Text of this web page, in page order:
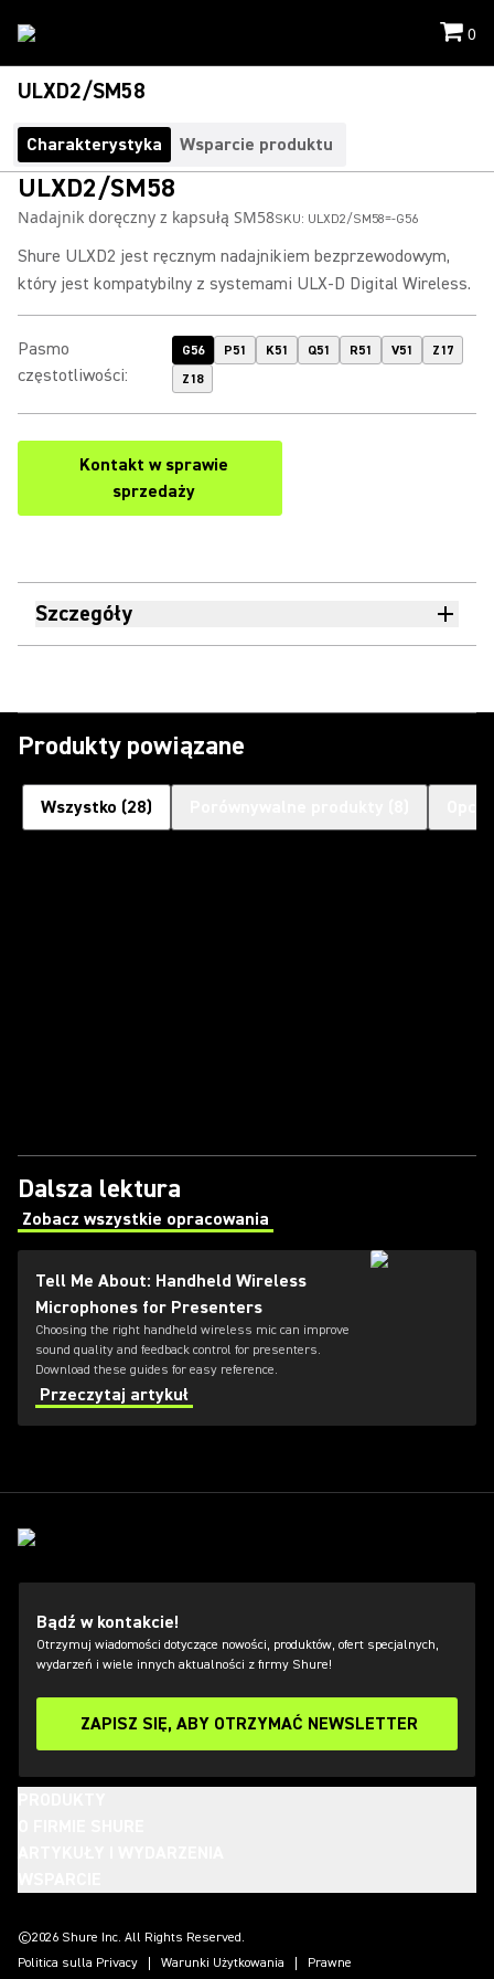
0
ULXD2/SM58
Charakterystyka Wsparcie produktu
ULXD2/SM58
Nadajnik doręczny z kapsułą SM58SKU: ULXD2/SM58=-G56
Shure ULXD2 jest ręcznym nadajnikiem bezprzewodowym,
który jest kompatybilny z systemami ULX-D Digital Wireless.
Pasmo
częstotliwości:
G56 P51 K51 Q51 R51 V51
Z17
Z18
Kontakt w sprawie
sprzedaży
Szczegóły
Produkty powiązane
Wszystko (28)
Dalsza lektura
Zobacz wszystkie opracowania
(Opens in a new tab)
Tell Me About: Handheld Wireless
Microphones for Presenters
Choosing the right handheld wireless mic can improve
sound quality and feedback control for presenters.
Download these guides for easy reference.
Przeczytaj artykuł
Bądź w kontakcie!
Otrzymuj wiadomości dotyczące nowości, produktów, ofert specjalnych,
wydarzeń i wiele innych aktualności z firmy Shure!
ZAPISZ SIĘ, ABY OTRZYMAĆ NEWSLETTER
©2026 Shure Inc. All Rights Reserved.
Politica sulla Privacy
Warunki Użytkowania Prawne